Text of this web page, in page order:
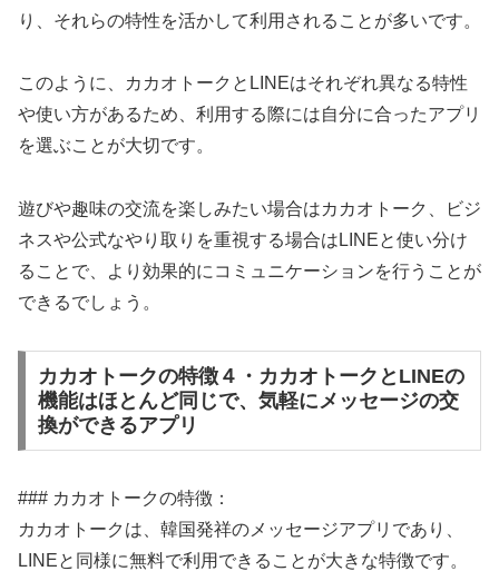
り、それらの特性を活かして利用されることが多いです。
このように、カカオトークとLINEはそれぞれ異なる特性
や使い方があるため、利用する際には自分に合ったアプリ
を選ぶことが大切です。
遊びや趣味の交流を楽しみたい場合はカカオトーク、ビジ
ネスや公式なやり取りを重視する場合はLINEと使い分け
ることで、より効果的にコミュニケーションを行うことが
できるでしょう。
カカオトークの特徴４・カカオトークとLINEの
機能はほとんど同じで、気軽にメッセージの交
換ができるアプリ
### カカオトークの特徴：
カカオトークは、韓国発祥のメッセージアプリであり、
LINEと同様に無料で利用できることが大きな特徴です。